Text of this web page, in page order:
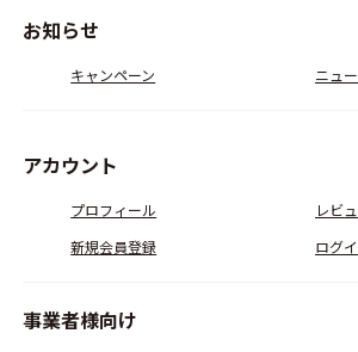
お知らせ
キャンペーン ニュ
アカウント
プロフィール
レビ
新規会員登録
ログ
事業者様向け